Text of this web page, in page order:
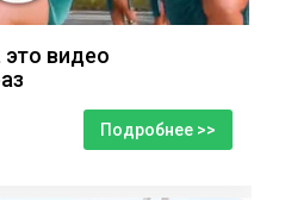
это видео
Подробнее >>